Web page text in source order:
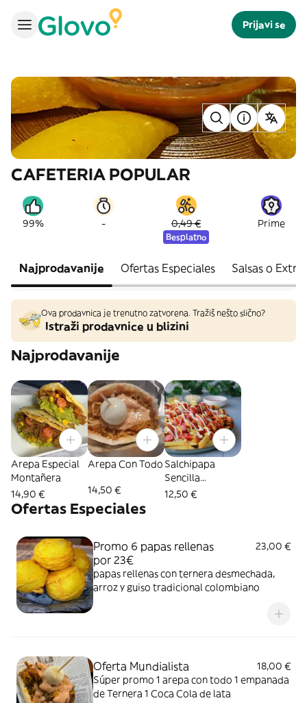
Prijavi se
CAFETERIA POPULAR
99% - 0,49 €
Besplatno
Prime
Najprodavanije Ofertas Especiales Salsas o Extras
Ova prodavnica je trenutno zatvorena. Tražiš nešto slično?
Istraži prodavnice u blizini
Najprodavanije
Arepa Especial
Montañera
14,90 €
Arepa Con Todo
14,50 €
Salchipapa
Sencilla
Personal
12,50 €
Ofertas Especiales
Promo 6 papas rellenas
por 23€
23,00 €
papas rellenas con ternera desmechada,
arroz y guiso tradicional colombiano
Oferta Mundialista
18,00 €
Súper promo 1 arepa con todo 1 empanada
de Ternera 1 Coca Cola de lata